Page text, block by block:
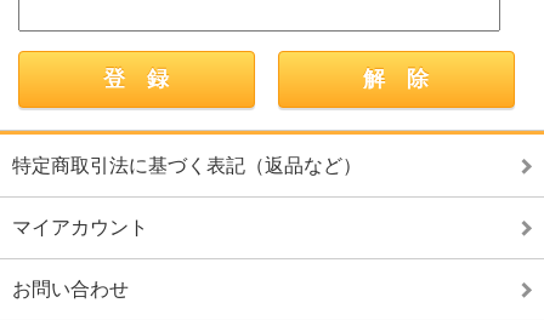
特定商取引法に基づく表記（返品など）
マイアカウント
お問い合わせ